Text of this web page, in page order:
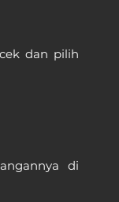
dan pilih
di